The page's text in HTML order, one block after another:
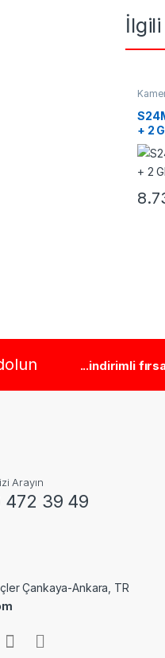
+ 2
...indirimli
Arayın
472 39 49
Çankaya-Ankara, TR